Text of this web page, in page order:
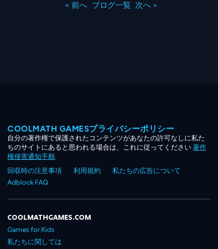
< 前へ ブログ一覧 次へ >
COOLMATH GAMESプライバシーポリシー
自分の著作権で保護されたコンテンツがあなたの許可なしに私た
ちのサイトにあると思われる場合は、これに従ってください著作
権侵害通知手順.
回収時の注意事項
利用規約
私たちの広告について
Adblock FAQ
COOLMATHGAMES.COM
Games for Kids
私たちに関しては